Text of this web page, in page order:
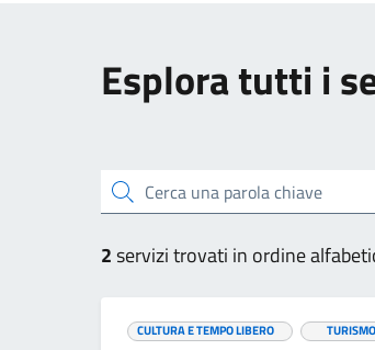
Esplora tutti i
Cerca una parola chiave
2servizi trovati in ordine
CULTURA E TEMPO LIBERO TURISMO